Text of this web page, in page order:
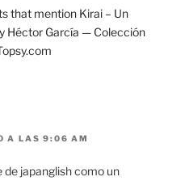
that mention Kirai – Un
Héctor García — Colección
A LAS 9:06 AM
de japanglish como un